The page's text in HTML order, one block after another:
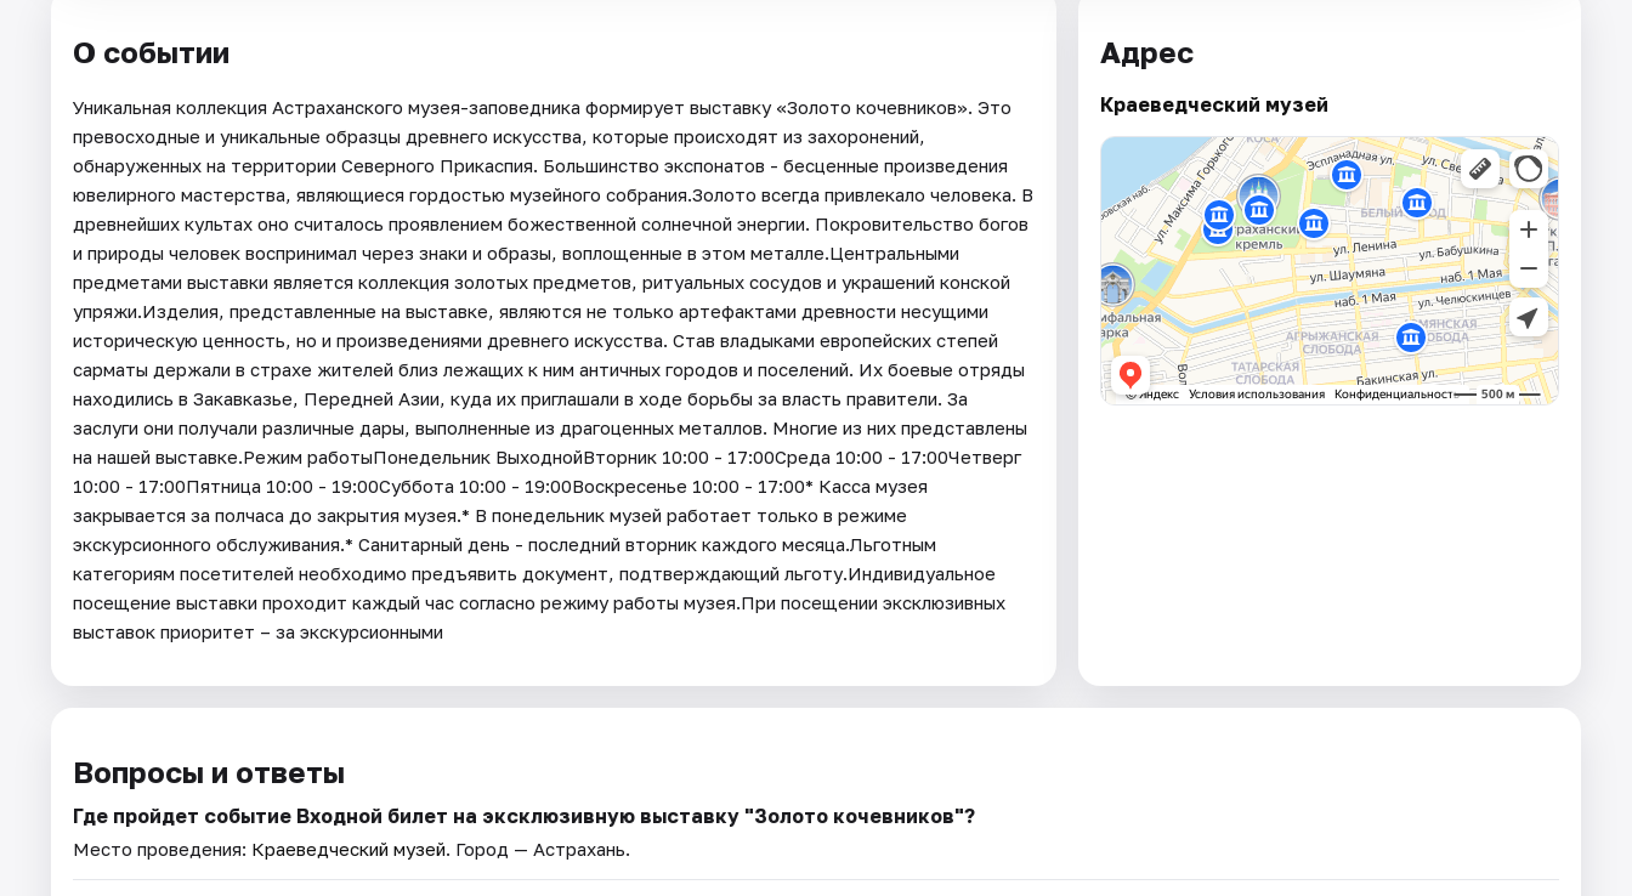
О событии
Уникальная коллекция Астраханского музея-заповедника формирует выставку «Золото кочевников». Это
превосходные и уникальные образцы древнего искусства, которые происходят из захоронений,
обнаруженных на территории Северного Прикаспия. Большинство экспонатов - бесценные произведения
ювелирного мастерства, являющиеся гордостью музейного собрания.Золото всегда привлекало человека. В
древнейших культах оно считалось проявлением божественной солнечной энергии. Покровительство богов
и природы человек воспринимал через знаки и образы, воплощенные в этом металле.Центральными
предметами выставки является коллекция золотых предметов, ритуальных сосудов и украшений конской
упряжи.Изделия, представленные на выставке, являются не только артефактами древности несущими
историческую ценность, но и произведениями древнего искусства. Став владыками европейских степей
сарматы держали в страхе жителей близ лежащих к ним античных городов и поселений. Их боевые отряды
находились в Закавказье, Передней Азии, куда их приглашали в ходе борьбы за власть правители. За
заслуги они получали различные дары, выполненные из драгоценных металлов. Многие из них представлены
на нашей выставке.Режим работыПонедельник ВыходнойВторник 10:00 - 17:00Среда 10:00 - 17:00Четверг
10:00 - 17:00Пятница 10:00 - 19:00Суббота 10:00 - 19:00Воскресенье 10:00 - 17:00* Касса музея
закрывается за полчаса до закрытия музея.* В понедельник музей работает только в режиме
экскурсионного обслуживания.* Санитарный день - последний вторник каждого месяца.Льготным
категориям посетителей необходимо предъявить документ, подтверждающий льготу.Индивидуальное
посещение выставки проходит каждый час согласно режиму работы музея.При посещении эксклюзивных
выставок приоритет – за экскурсионными
Адрес
Краеведческий музей
Вопросы и ответы
Где пройдет событие Входной билет на эксклюзивную выставку "Золото кочевников"?
Место проведения: Краеведческий музей. Город — Астрахань.